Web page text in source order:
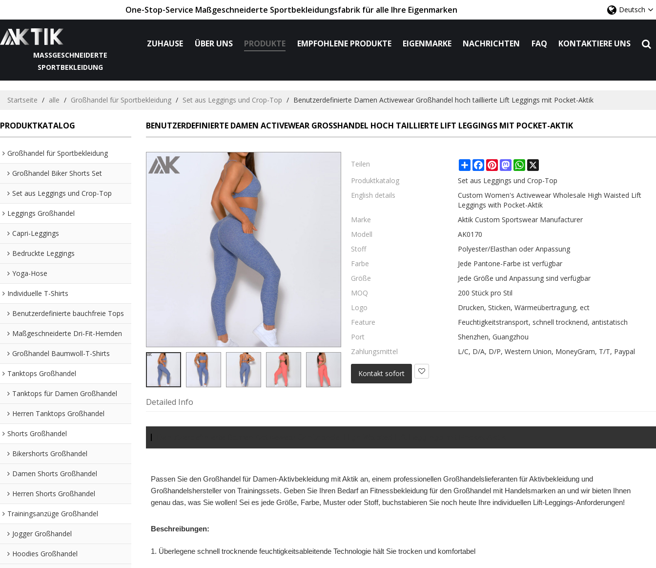
One-Stop-Service Maßgeschneiderte Sportbekleidungsfabrik für alle Ihre Eigenmarken Deutsch
MASSGESCHNEIDERTE S
PORTBEKLEIDUNG
ZUHAUSE ÜBER UNS PRODUKTE EMPFOHLENE PRODUKTE EIGENMARKE NACHRICHTEN FAQ KONTAKTIERE UNS
Startseite / alle / Großhandel für Sportbekleidung / Set aus Leggings und Crop-Top / Benutzerdefinierte Damen Activewear Großhandel hoch taillierte Lift Leggings mit Pocket-Aktik
PRODUKTKATALOG
Großhandel für Sportbekleidung
Großhandel Biker Shorts Set
Set aus Leggings und Crop-Top
Leggings Großhandel
Capri-Leggings
Bedruckte Leggings
Yoga-Hose
Individuelle T-Shirts
Benutzerdefinierte bauchfreie Tops
Maßgeschneiderte Dri-Fit-Hemden
Großhandel Baumwoll-T-Shirts
Tanktops Großhandel
Tanktops für Damen Großhandel
Herren Tanktops Großhandel
Shorts Großhandel
Bikershorts Großhandel
Damen Shorts Großhandel
Herren Shorts Großhandel
Trainingsanzüge Großhandel
Jogger Großhandel
Hoodies Großhandel
BENUTZERDEFINIERTE DAMEN ACTIVEWEAR GROSSHANDEL HOCH TAILLIERTE LIFT LEGGINGS MIT POCKET-AKTIK
Teilen ShareFacebook
PinterestMastodonWhatsApp
X
Produktkatalog
Set aus Leggings und Crop-Top
English details
Custom Women's Activewear Wholesale High Waisted Lift
Leggings with Pocket-Aktik
Marke
Aktik Custom Sportswear Manufacturer
Modell
AK0170
Stoff
Polyester/Elasthan oder Anpassung
Farbe
Jede Pantone-Farbe ist verfügbar
Größe
Jede Größe und Anpassung sind verfügbar
MOQ
200 Stück pro Stil
Logo
Drucken, Sticken, Wärmeübertragung, ect
Feature
Feuchtigkeitstransport, schnell trocknend, antistatisch
Port
Shenzhen, Guangzhou
Zahlungsmittel
L/C, D/A, D/P, Western Union, MoneyGram, T/T, Paypal
Kontakt sofort
Detailed Info
Passen Sie den Großhandel für Damen-Aktivbekleidung mit Aktik an, einem professionellen Großhandelslieferanten für Aktivbekleidung und
Großhandelshersteller von Trainingssets. Geben Sie Ihren Bedarf an Fitnessbekleidung für den Großhandel mit Handelsmarken an und wir bieten Ihnen
genau das, was Sie wollen! Sei es jede Größe, Farbe, Muster oder Stoff, buchstabieren Sie noch heute Ihre individuellen Lift-Leggings-Anforderungen!
Beschreibungen:
1. Überlegene schnell trocknende feuchtigkeitsableitende Technologie hält Sie trocken und komfortabel